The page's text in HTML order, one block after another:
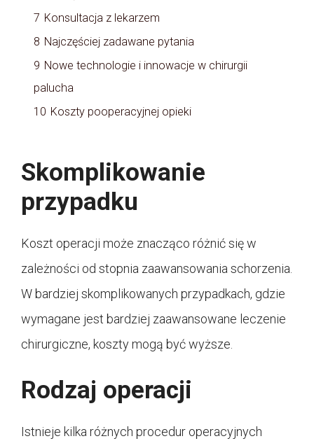
7 Konsultacja z lekarzem
8 Najczęściej zadawane pytania
9 Nowe technologie i innowacje w chirurgii
palucha
10 Koszty pooperacyjnej opieki
Skomplikowanie
przypadku
Koszt operacji może znacząco różnić się w
zależności od stopnia zaawansowania schorzenia.
W bardziej skomplikowanych przypadkach, gdzie
wymagane jest bardziej zaawansowane leczenie
chirurgiczne, koszty mogą być wyższe.
Rodzaj operacji
Istnieje kilka różnych procedur operacyjnych